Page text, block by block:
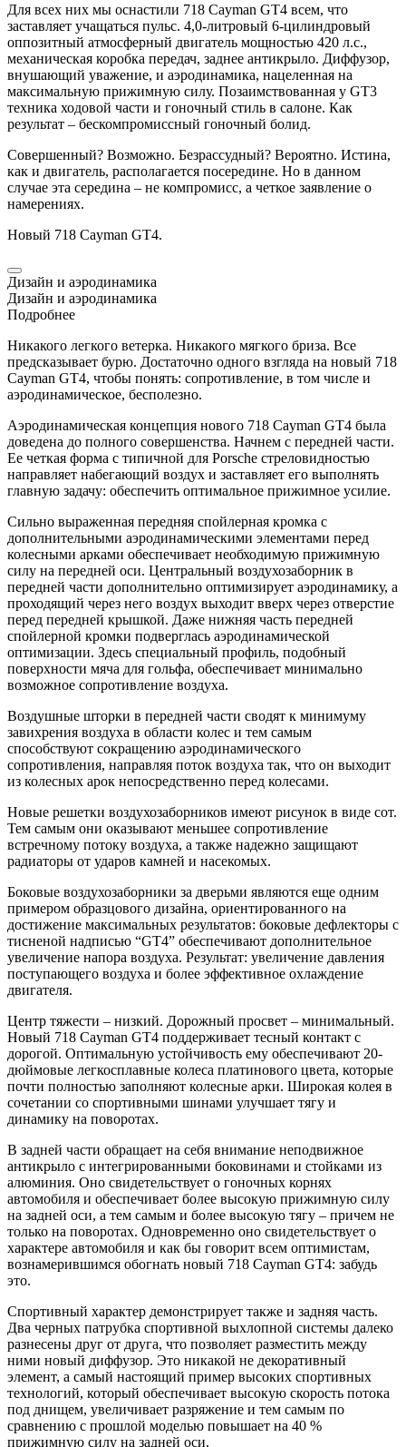
Для всех них мы оснастили 718 Cayman GT4 всем, что
заставляет учащаться пульс. 4,0-литровый 6-цилиндровый
оппозитный атмосферный двигатель мощностью 420 л.с.,
механическая коробка передач, заднее антикрыло. Диффузор,
внушающий уважение, и аэродинамика, нацеленная на
максимальную прижимную силу. Позаимствованная у GT3
техника ходовой части и гоночный стиль в салоне. Как
результат – бескомпромиссный гоночный болид.
Совершенный? Возможно. Безрассудный? Вероятно. Истина,
как и двигатель, располагается посередине. Но в данном
случае эта середина – не компромисс, а четкое заявление о
намерениях.
Новый 718 Cayman GT4.
Дизайн и аэродинамика
Дизайн и аэродинамика
Подробнее
Никакого легкого ветерка. Никакого мягкого бриза. Все
предсказывает бурю. Достаточно одного взгляда на новый 718
Cayman GT4, чтобы понять: сопротивление, в том числе и
аэродинамическое, бесполезно.
Аэродинамическая концепция нового 718 Cayman GT4 была
доведена до полного совершенства. Начнем с передней части.
Ее четкая форма с типичной для Porsche стреловидностью
направляет набегающий воздух и заставляет его выполнять
главную задачу: обеспечить оптимальное прижимное усилие.
Сильно выраженная передняя спойлерная кромка с
дополнительными аэродинамическими элементами перед
колесными арками обеспечивает необходимую прижимную
силу на передней оси. Центральный воздухозаборник в
передней части дополнительно оптимизирует аэродинамику, а
проходящий через него воздух выходит вверх через отверстие
перед передней крышкой. Даже нижняя часть передней
спойлерной кромки подверглась аэродинамической
оптимизации. Здесь специальный профиль, подобный
поверхности мяча для гольфа, обеспечивает минимально
возможное сопротивление воздуха.
Воздушные шторки в передней части сводят к минимуму
завихрения воздуха в области колес и тем самым
способствуют сокращению аэродинамического
сопротивления, направляя поток воздуха так, что он выходит
из колесных арок непосредственно перед колесами.
Новые решетки воздухозаборников имеют рисунок в виде сот.
Тем самым они оказывают меньшее сопротивление
встречному потоку воздуха, а также надежно защищают
радиаторы от ударов камней и насекомых.
Боковые воздухозаборники за дверьми являются еще одним
примером образцового дизайна, ориентированного на
достижение максимальных результатов: боковые дефлекторы с
тисненой надписью “GT4” обеспечивают дополнительное
увеличение напора воздуха. Результат: увеличение давления
поступающего воздуха и более эффективное охлаждение
двигателя.
Центр тяжести – низкий. Дорожный просвет – минимальный.
Новый 718 Cayman GT4 поддерживает тесный контакт с
дорогой. Оптимальную устойчивость ему обеспечивают 20-
дюймовые легкосплавные колеса платинового цвета, которые
почти полностью заполняют колесные арки. Широкая колея в
сочетании со спортивными шинами улучшает тягу и
динамику на поворотах.
В задней части обращает на себя внимание неподвижное
антикрыло с интегрированными боковинами и стойками из
алюминия. Оно свидетельствует о гоночных корнях
автомобиля и обеспечивает более высокую прижимную силу
на задней оси, а тем самым и более высокую тягу – причем не
только на поворотах. Одновременно оно свидетельствует о
характере автомобиля и как бы говорит всем оптимистам,
вознамерившимся обогнать новый 718 Cayman GT4: забудь
это.
Спортивный характер демонстрирует также и задняя часть.
Два черных патрубка спортивной выхлопной системы далеко
разнесены друг от друга, что позволяет разместить между
ними новый диффузор. Это никакой не декоративный
элемент, а самый настоящий пример высоких спортивных
технологий, который обеспечивает высокую скорость потока
под днищем, увеличивает разряжение и тем самым по
сравнению с прошлой моделью повышает на 40 %
прижимную силу на задней оси.